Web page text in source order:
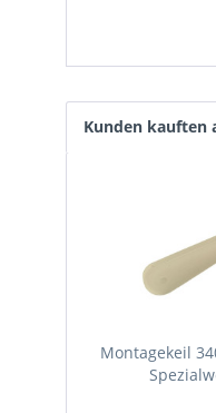
Kunden kauften
Montagekeil